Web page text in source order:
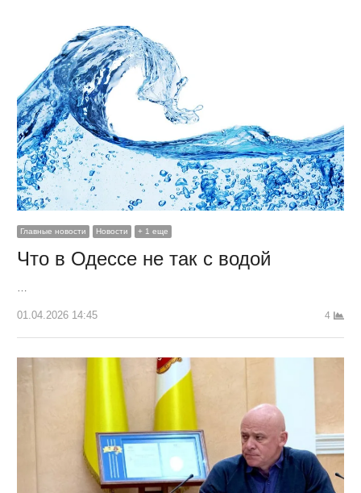
Главные новости Новости + 1 еще
Что в Одессе не так с водой
01.04.2026 14:45 4